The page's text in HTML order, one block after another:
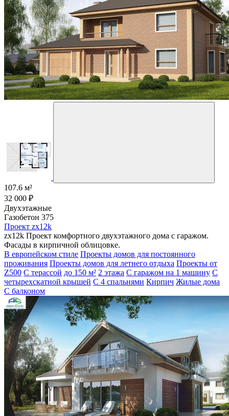
107.6 м²
32 000 ₽
Двухэтажные
Газобетон 375
Проект zx12k
zx12k Проект комфортного двухэтажного дома с гаражом.
Фасады в кирпичной облицовке.
В европейском стиле Проекты домов для постоянного
проживания Проекты домов для летнего отдыха Проекты от
Z500 С терассой до 150 м² 2 этажа С гаражом на 1 машину С
четырехскатной крышей С 4 спальнями Кирпич Жилые дома
С балконом